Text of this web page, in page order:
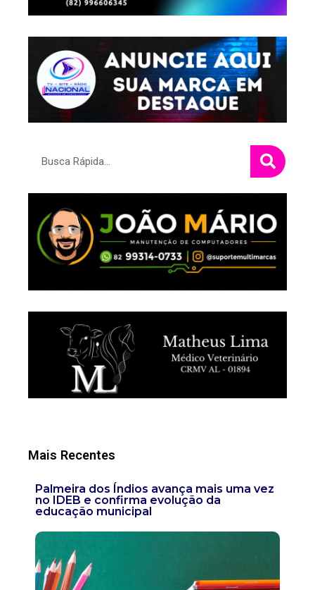
Mais Recentes
Palmeira dos Índios avança mais uma vez
no IDEB e confirma evolução da
educação municipal